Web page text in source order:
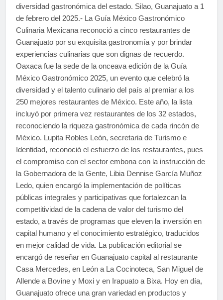
diversidad gastronómica del estado. Silao, Guanajuato a 1
de febrero del 2025.- La Guía México Gastronómico
Culinaria Mexicana reconoció a cinco restaurantes de
Guanajuato por su exquisita gastronomía y por brindar
experiencias culinarias que son dignas de recuerdo.
Oaxaca fue la sede de la onceava edición de la Guía
México Gastronómico 2025, un evento que celebró la
diversidad y el talento culinario del país al premiar a los
250 mejores restaurantes de México. Este año, la lista
incluyó por primera vez restaurantes de los 32 estados,
reconociendo la riqueza gastronómica de cada rincón de
México. Lupita Robles León, secretaria de Turismo e
Identidad, reconoció el esfuerzo de los restaurantes, pues
el compromiso con el sector embona con la instrucción de
la Gobernadora de la Gente, Libia Dennise García Muñoz
Ledo, quien encargó la implementación de políticas
públicas integrales y participativas que fortalezcan la
competitividad de la cadena de valor del turismo del
estado, a través de programas que eleven la inversión en
capital humano y el conocimiento estratégico, traducidos
en mejor calidad de vida. La publicación editorial se
encargó de reseñar en Guanajuato capital al restaurante
Casa Mercedes, en ⁠León a La Cocinoteca, ⁠San Miguel de
Allende a Bovine y Moxi y en ⁠Irapuato a Bixa. Hoy en día,
Guanajuato ofrece una gran variedad en productos y